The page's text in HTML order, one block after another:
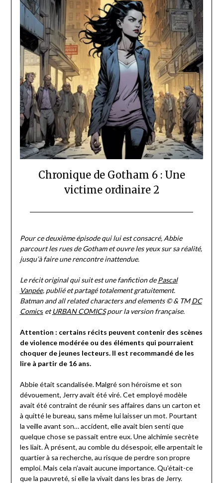
Chronique de Gotham 6 : Une
victime ordinaire 2
07/03/2024
Vanpée
Pour ce deuxième épisode qui lui est consacré, Abbie
parcourt les rues de Gotham et ouvre les yeux sur sa réalité,
jusqu’à faire une rencontre inattendue.
Le récit original qui suit est une fanfiction dePascal
Vanpée, publié et partagé totalement gratuitement.
Batman and all related characters and elements © & TMDC
Comics etURBAN COMICSpour la version française.
Attention : certains récits peuvent contenir des scènes
de violence modérée ou des éléments qui pourraient
choquer de jeunes lecteurs. Il est recommandé de les
lire à partir de 16 ans.
Abbie était scandalisée. Malgré son héroïsme et son
dévouement, Jerry avait été viré. Cet employé modèle
avait été contraint de réunir ses affaires dans un carton et
à quitté le bureau, sans même lui laisser un mot. Pourtant
la veille avant son… accident, elle avait bien senti que
quelque chose se passait entre eux. Une alchimie secrète
les liait. À présent, au comble du désespoir, elle arpentait le
quartier à sa recherche, au risque de perdre son propre
emploi. Mais cela n’avait aucune importance. Qu’était-ce
que la pauvreté, si elle la vivait dans les bras de Jerry.